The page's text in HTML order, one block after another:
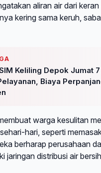
aliran air dari
kering sama keruh,
Keliling Depok Jumat
Biaya
warga kesulitan
hari, seperti
berharap perusahaan
jaringan distribusi air